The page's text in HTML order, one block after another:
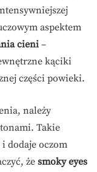
aspektem
cieni –
kąciki
części powieki.
należy
Takie
dodaje oczom
że smoky eyes